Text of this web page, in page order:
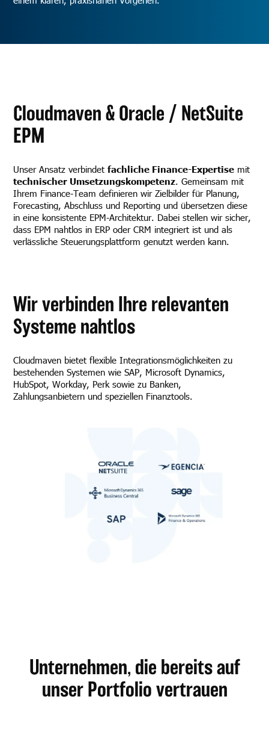
Cloudmaven & Oracle / NetSuite
EPM
Unser Ansatz verbindetfachliche Finance-Expertise mit
technischer Umsetzungskompetenz. Gemeinsam mit
Ihrem Finance-Team definieren wir Zielbilder für Planung,
Forecasting, Abschluss und Reporting und übersetzen diese
in eine konsistente EPM-Architektur. Dabei stellen wir sicher,
dass EPM nahtlos in ERP oder CRM integriert ist und als
verlässliche Steuerungsplattform genutzt werden kann.
Wir verbinden Ihre relevanten
Systeme nahtlos
Cloudmaven bietet flexible Integrationsmöglichkeiten zu
bestehenden Systemen wie SAP, Microsoft Dynamics,
HubSpot, Workday, Perk sowie zu Banken,
Zahlungsanbietern und speziellen Finanztools.
Unternehmen, die bereits auf
unser Portfolio vertrauen